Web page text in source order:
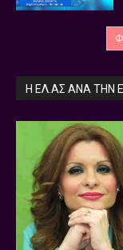
Η ΕΛ.ΑΣ ΑΝΆ ΤΗΝ